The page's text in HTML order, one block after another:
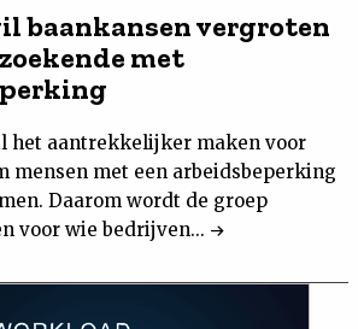
baankansen vergroten
met
het aantrekkelijker maken voor
mensen met een arbeidsbeperking
Daarom wordt de groep
voor wie bedrijven...